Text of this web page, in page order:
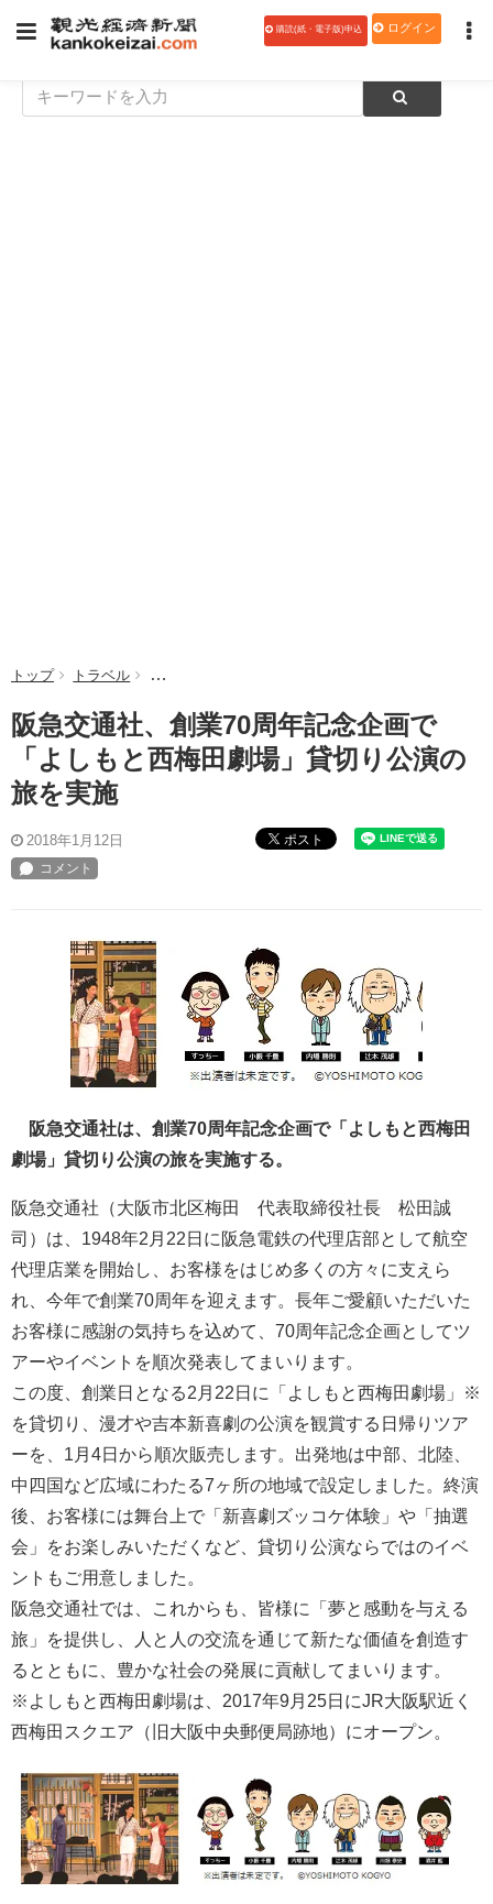
購読(紙・電子版)申込 ログイン
トップ トラベル 阪急交通社、創業70周年記念企画で「よしもと西梅
阪急交通社、創業70周年記念企画で
「よしもと西梅田劇場」貸切り公演の
旅を実施
2018年1月12日 ポスト
阪急交通社は、創業70周年記念企画で「よしもと西梅田
劇場」貸切り公演の旅を実施する。
阪急交通社（大阪市北区梅田 代表取締役社長 松田誠
司）は、1948年2月22日に阪急電鉄の代理店部として航空
代理店業を開始し、お客様をはじめ多くの方々に支えら
れ、今年で創業70周年を迎えます。長年ご愛顧いただいた
お客様に感謝の気持ちを込めて、70周年記念企画としてツ
アーやイベントを順次発表してまいります。
この度、創業日となる2月22日に「よしもと西梅田劇場」※
を貸切り、漫才や吉本新喜劇の公演を観賞する日帰りツア
ーを、1月4日から順次販売します。出発地は中部、北陸、
中四国など広域にわたる7ヶ所の地域で設定しました。終演
後、お客様には舞台上で「新喜劇ズッコケ体験」や「抽選
会」をお楽しみいただくなど、貸切り公演ならではのイベ
ントもご用意しました。
阪急交通社では、これからも、皆様に「夢と感動を与える
旅」を提供し、人と人の交流を通じて新たな価値を創造す
るとともに、豊かな社会の発展に貢献してまいります。
※よしもと西梅田劇場は、2017年9月25日にJR大阪駅近く
西梅田スクエア（旧大阪中央郵便局跡地）にオープン。